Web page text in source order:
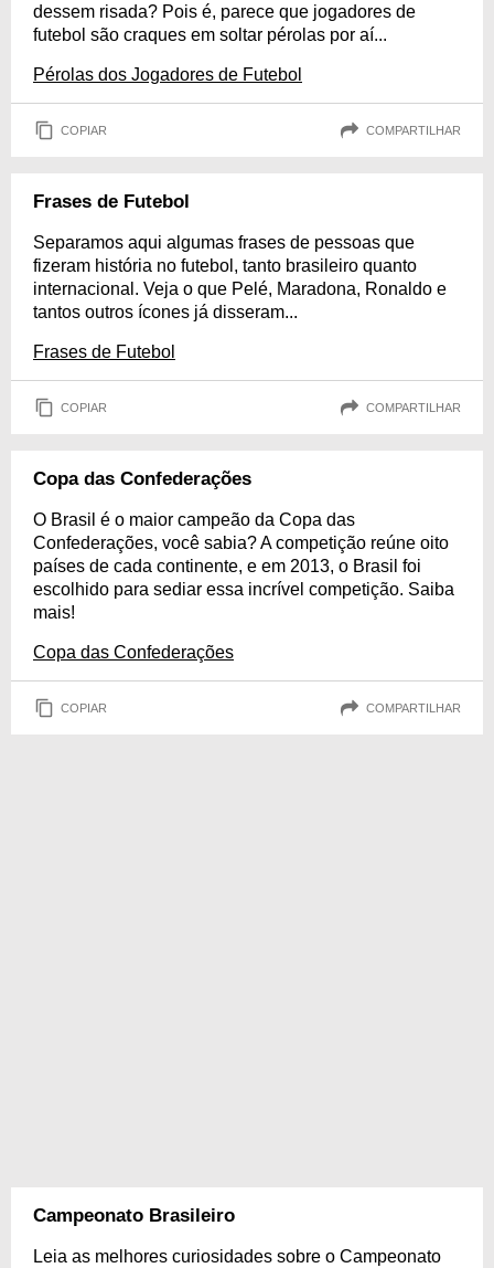
dessem risada? Pois é, parece que jogadores de
futebol são craques em soltar pérolas por aí...
Pérolas dos Jogadores de Futebol
COPIAR COMPARTILHAR
Frases de Futebol
Separamos aqui algumas frases de pessoas que
fizeram história no futebol, tanto brasileiro quanto
internacional. Veja o que Pelé, Maradona, Ronaldo e
tantos outros ícones já disseram...
Frases de Futebol
COPIAR COMPARTILHAR
Copa das Confederações
O Brasil é o maior campeão da Copa das
Confederações, você sabia? A competição reúne oito
países de cada continente, e em 2013, o Brasil foi
escolhido para sediar essa incrível competição. Saiba
mais!
Copa das Confederações
COPIAR COMPARTILHAR
Campeonato Brasileiro
Leia as melhores curiosidades sobre o Campeonato